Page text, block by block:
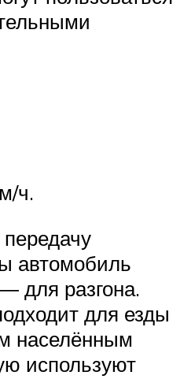
ч.
автомобиль
для разгона.
для езды
населённым
используют